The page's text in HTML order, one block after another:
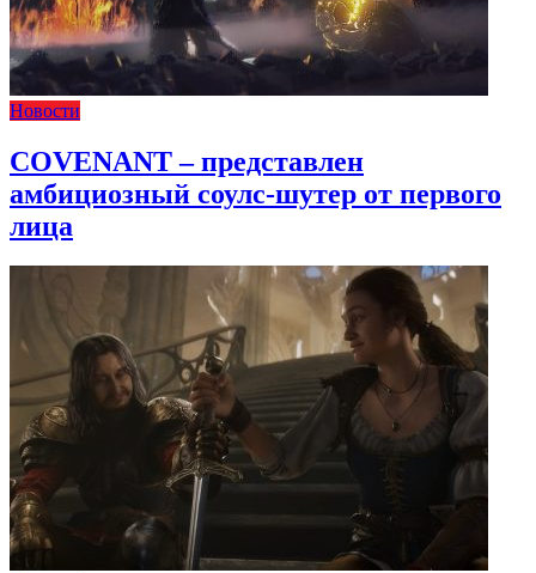
Новости
COVENANT – представлен
амбициозный соулс-шутер от первого
лица